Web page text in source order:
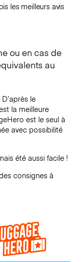
les meilleurs avis
ou en cas de
au
D’après le
la meilleure
est le seul à
avec possibilité
été aussi facile !
consignes à